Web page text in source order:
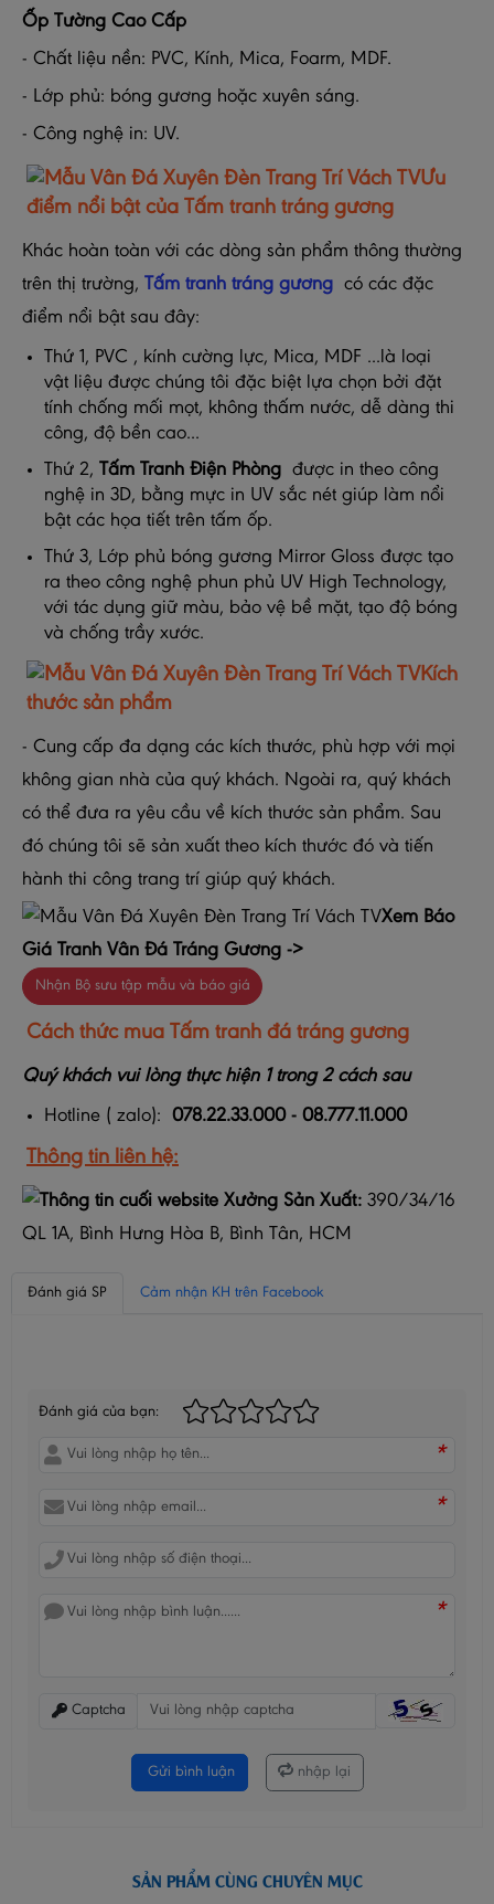
Ốp Tường Cao Cấp
- Chất liệu nền: PVC, Kính, Mica, Foarm, MDF.
- Lớp phủ: bóng gương hoặc xuyên sáng.
- Công nghệ in: UV.
Ưu
điểm nổi bật của Tấm tranh tráng gương
Khác hoàn toàn với các dòng sản phẩm thông thường
trên thị trường, Tấm tranh tráng gương có các đặc
điểm nổi bật sau đây:
Thứ 1, PVC , kính cường lực, Mica, MDF ...là loại
vật liệu được chúng tôi đặc biệt lựa chọn bởi đặt
tính chống mối mọt, không thấm nước, dễ dàng thi
công, độ bền cao...
Thứ 2, Tấm Tranh Điện Phòng được in theo công
nghệ in 3D, bằng mực in UV sắc nét giúp làm nổi
bật các họa tiết trên tấm ốp.
Thứ 3, Lớp phủ bóng gương Mirror Gloss được tạo
ra theo công nghệ phun phủ UV High Technology,
với tác dụng giữ màu, bảo vệ bề mặt, tạo độ bóng
và chống trầy xước.
Kích
thước sản phẩm
- Cung cấp đa dạng các kích thước, phù hợp với mọi
không gian nhà của quý khách. Ngoài ra, quý khách
có thể đưa ra yêu cầu về kích thước sản phẩm. Sau
đó chúng tôi sẽ sản xuất theo kích thước đó và tiến
hành thi công trang trí giúp quý khách.
Xem Báo
Giá Tranh Vân Đá Tráng Gương ->
Nhận Bộ sưu tập mẫu và báo giá
Cách thức mua Tấm tranh đá tráng gương
Quý khách vui lòng thực hiện 1 trong 2 cách sau
Hotline ( zalo):
078.22.33.000 - 08.777.11.000
Thông tin liên hệ:
Xưởng Sản Xuất: 390/34/16
QL 1A, Bình Hưng Hòa B, Bình Tân, HCM
Đánh giá SP Cảm nhận KH trên Facebook
Đánh giá của bạn:
*
*
*
Captcha
Gửi bình luận nhập lại
SẢN PHẨM CÙNG CHUYÊN MỤC